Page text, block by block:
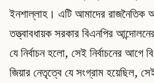
ইনশাল্লাহ। এটি আমাদের রাজনৈতিক
তত্ত্বাবধায়ক সরকার বিএনপির
যে নির্বাচন হলো, সেই নির্বাচনের আগে
জিয়ার নেতৃত্বে যে সংগ্রাম হয়েছিল,